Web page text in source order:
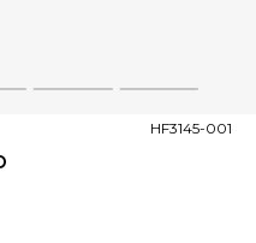
4 5
HF3145-001